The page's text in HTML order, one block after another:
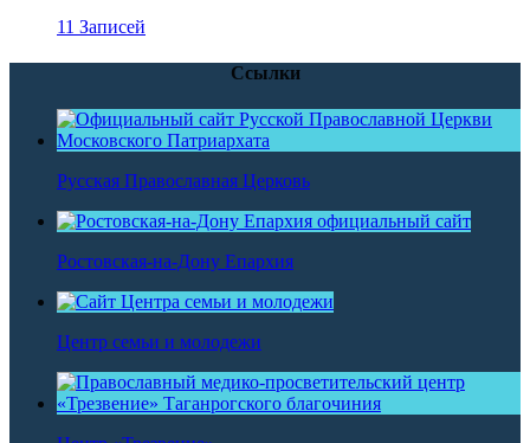
11 Записей
Ссылки
Русская Православная Церковь
Ростовская-на-Дону Епархия
Центр семьи и молодежи